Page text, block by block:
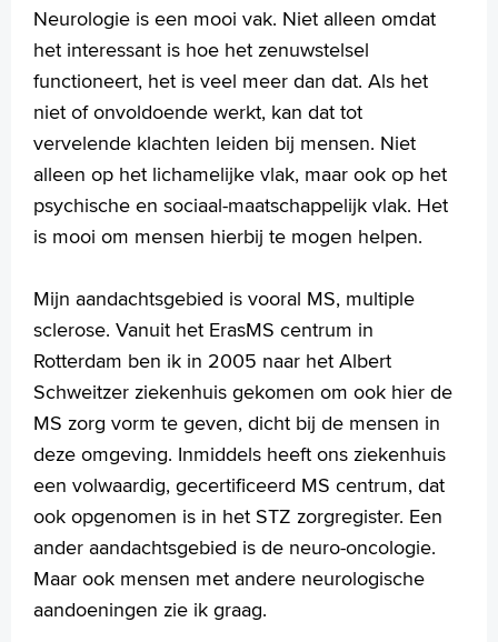
Handige links
Homepage
Praktische informatie
Specialismen
Werken en leren
Medewerkers
MijnASz
Verwijzers
Wetenschappelijk onderzoek
Tekstgrootte A+
Voorleesfunctie
Language
Zoeken
Neurologie is een mooi vak. Niet alleen omdat
het interessant is hoe het zenuwstelsel
functioneert, het is veel meer dan dat. Als het
niet of onvoldoende werkt, kan dat tot
vervelende klachten leiden bij mensen. Niet
alleen op het lichamelijke vlak, maar ook op het
psychische en sociaal-maatschappelijk vlak. Het
is mooi om mensen hierbij te mogen helpen.
Mijn aandachtsgebied is vooral MS, multiple
sclerose. Vanuit het ErasMS centrum in
Rotterdam ben ik in 2005 naar het Albert
Schweitzer ziekenhuis gekomen om ook hier de
MS zorg vorm te geven, dicht bij de mensen in
deze omgeving. Inmiddels heeft ons ziekenhuis
een volwaardig, gecertificeerd MS centrum, dat
ook opgenomen is in het STZ zorgregister. Een
ander aandachtsgebied is de neuro-oncologie.
Maar ook mensen met andere neurologische
aandoeningen zie ik graag.